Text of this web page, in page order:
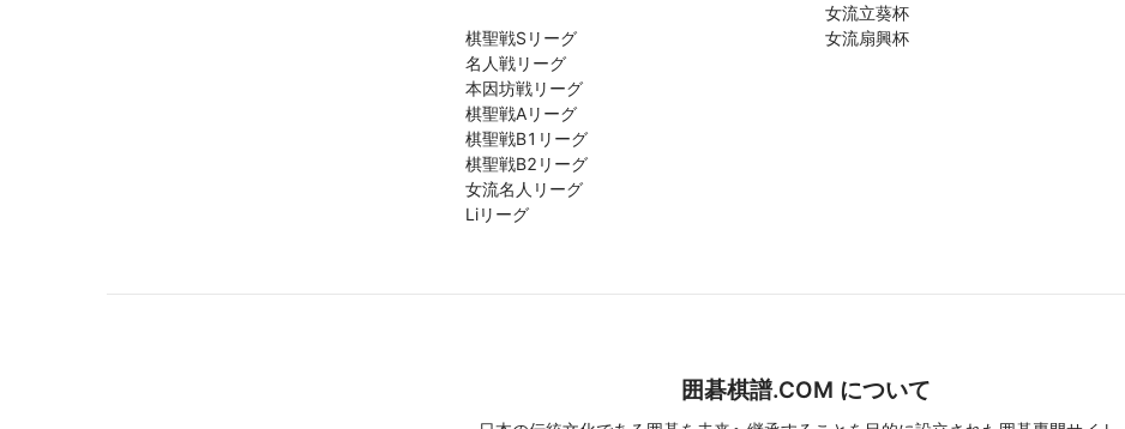
棋聖戦Sリーグ
名人戦リーグ
本因坊戦リーグ
棋聖戦Aリーグ
棋聖戦B1リーグ
棋聖戦B2リーグ
女流名人リーグ
Liリーグ
女流立葵杯
女流扇興杯
囲碁棋譜.COM について